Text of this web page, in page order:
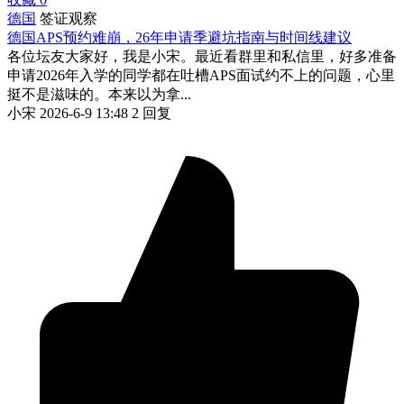
德国 签证观察
德国APS预约难崩，26年申请季避坑指南与时间线建议
各位坛友大家好，我是小宋。最近看群里和私信里，好多准备
申请2026年入学的同学都在吐槽APS面试约不上的问题，心里
挺不是滋味的。本来以为拿...
小宋 2026-6-9 13:48 2 回复